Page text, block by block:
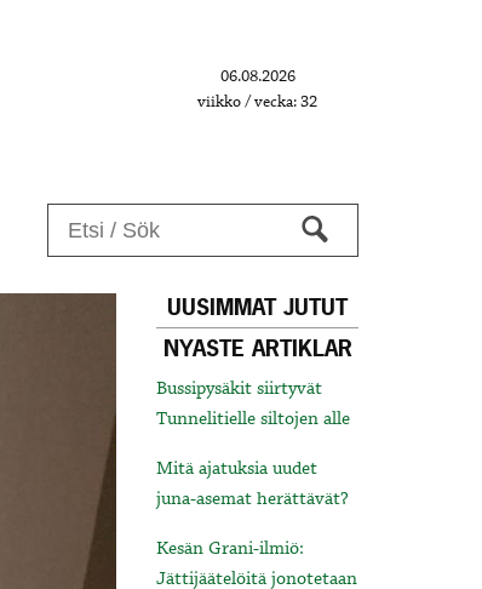
06.08.2026
viikko / vecka: 32
UUSIMMAT JUTUT
NYASTE ARTIKLAR
Bussipysäkit siirtyvät
Tunnelitielle siltojen alle
Mitä ajatuksia uudet
juna-asemat herättävät?
Kesän Grani-ilmiö:
Jättijäätelöitä jonotetaan